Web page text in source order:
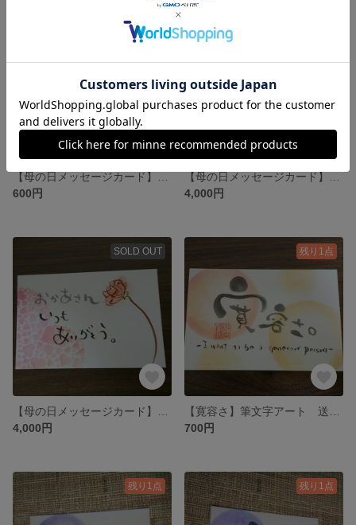
600円
4,000円
SOLD OUT
4,000円
残り1点
700円
残り1点 残り1点